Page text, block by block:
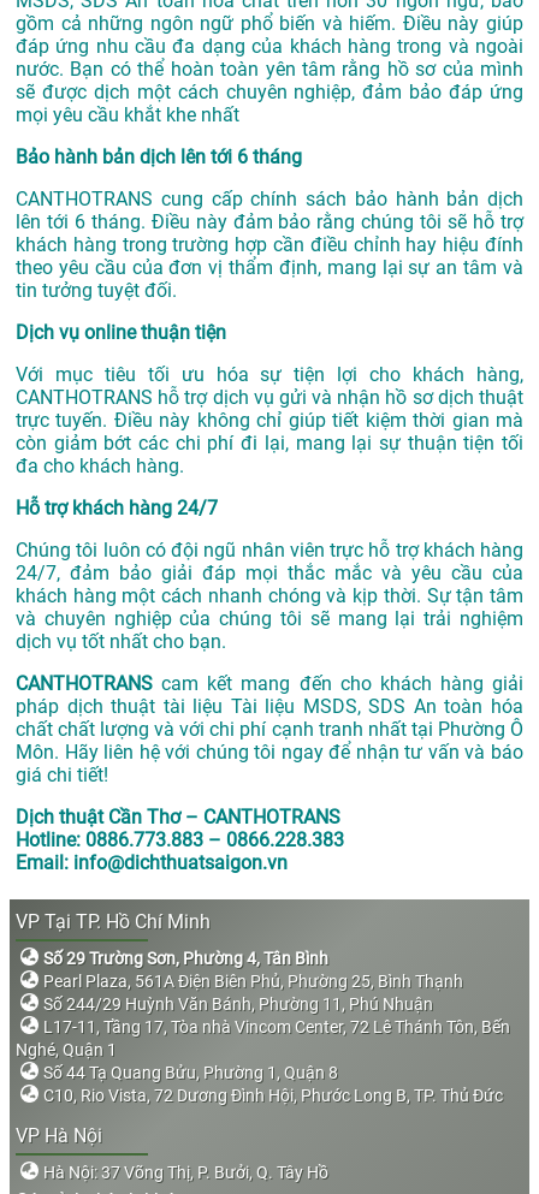
gồm cả những ngôn ngữ phổ biến và hiếm. Điều này giúp
đáp ứng nhu cầu đa dạng của khách hàng trong và ngoài
nước. Bạn có thể hoàn toàn yên tâm rằng hồ sơ của mình
sẽ được dịch một cách chuyên nghiệp, đảm bảo đáp ứng
mọi yêu cầu khắt khe nhất
Bảo hành bản dịch lên tới 6 tháng
CANTHOTRANS cung cấp chính sách bảo hành bản dịch
lên tới 6 tháng. Điều này đảm bảo rằng chúng tôi sẽ hỗ trợ
khách hàng trong trường hợp cần điều chỉnh hay hiệu đính
theo yêu cầu của đơn vị thẩm định, mang lại sự an tâm và
tin tưởng tuyệt đối.
Dịch vụ online thuận tiện
Với mục tiêu tối ưu hóa sự tiện lợi cho khách hàng,
CANTHOTRANS hỗ trợ dịch vụ gửi và nhận hồ sơ dịch thuật
trực tuyến. Điều này không chỉ giúp tiết kiệm thời gian mà
còn giảm bớt các chi phí đi lại, mang lại sự thuận tiện tối
đa cho khách hàng.
Hỗ trợ khách hàng 24/7
Chúng tôi luôn có đội ngũ nhân viên trực hỗ trợ khách hàng
24/7, đảm bảo giải đáp mọi thắc mắc và yêu cầu của
khách hàng một cách nhanh chóng và kịp thời. Sự tận tâm
và chuyên nghiệp của chúng tôi sẽ mang lại trải nghiệm
dịch vụ tốt nhất cho bạn.
CANTHOTRANS cam kết mang đến cho khách hàng giải
pháp dịch thuật tài liệu Tài liệu MSDS, SDS An toàn hóa
chất chất lượng và với chi phí cạnh tranh nhất tại Phường Ô
Môn. Hãy liên hệ với chúng tôi ngay để nhận tư vấn và báo
giá chi tiết!
Dịch thuật Cần Thơ – CANTHOTRANS
Hotline: 0886.773.883 – 0866.228.383
Email: info@dichthuatsaigon.vn
VP Tại TP. Hồ Chí Minh
Số 29 Trường Sơn, Phường 4, Tân Bình
Pearl Plaza, 561A Điện Biên Phủ, Phường 25, Bình Thạnh
Số 244/29 Huỳnh Văn Bánh, Phường 11, Phú Nhuận
L17-11, Tầng 17, Tòa nhà Vincom Center, 72 Lê Thánh Tôn, Bến
Nghé, Quận 1
Số 44 Tạ Quang Bửu, Phường 1, Quận 8
C10, Rio Vista, 72 Dương Đình Hội, Phước Long B, TP. Thủ Đức
VP Hà Nội
Hà Nội: 37 Võng Thị, P. Bưởi, Q. Tây Hồ